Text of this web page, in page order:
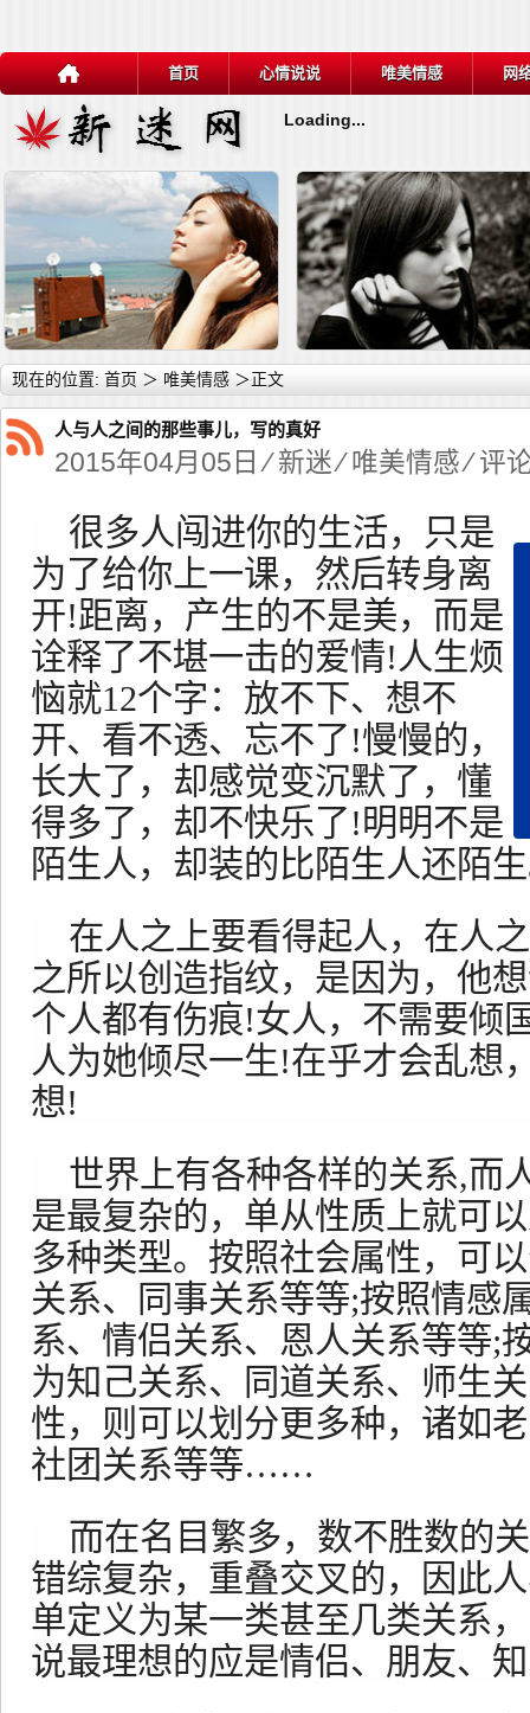
首页 心情说说 唯美情感 网
Loading...
详细内容
伤人心的话 网工的爱情（精妙）
现在的位置: 首页 ＞ 唯美情感 ＞正文
人与人之间的那些事儿，写的真好
2015年04月05日 ⁄新迷⁄唯美情感⁄ 评
很多人闯进你的生活，只是
为了给你上一课，然后转身离
开!距离，产生的不是美，而是
诠释了不堪一击的爱情!人生烦
恼就12个字：放不下、想不
开、看不透、忘不了!慢慢的，
长大了，却感觉变沉默了，懂
得多了，却不快乐了!明明不是
陌生人，却装的比陌生人还陌
在人之上要看得起人，在人
之所以创造指纹，是因为，他
个人都有伤痕!女人，不需要倾
人为她倾尽一生!在乎才会乱想
想!
世界上有各种各样的关系,而
是最复杂的，单从性质上就可
多种类型。按照社会属性，可
关系、同事关系等等;按照情感
系、情侣关系、恩人关系等等;
为知己关系、同道关系、师生
性，则可以划分更多种，诸如
社团关系等等……
而在名目繁多，数不胜数的
错综复杂，重叠交叉的，因此
单定义为某一类甚至几类关系
说最理想的应是情侣、朋友、